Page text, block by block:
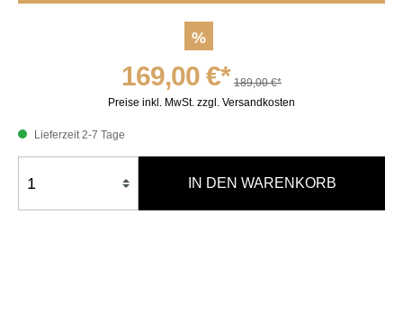
%
169,00 €* 189,00 €*
Preise inkl. MwSt. zzgl. Versandkosten
Lieferzeit 2-7 Tage
IN DEN WARENKORB